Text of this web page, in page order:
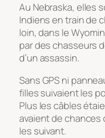
Au Nebraska, elles
Indiens en train de
loin, dans le
par des chasseurs
d’un assassin.
Sans GPS ni
filles suivaient les
Plus les câbles
avaient de chances
les suivant.